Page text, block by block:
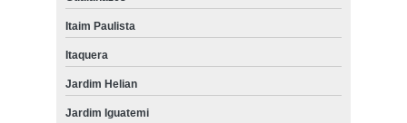
Itaim Paulista
Itaquera
Jardim Helian
Jardim Iguatemi